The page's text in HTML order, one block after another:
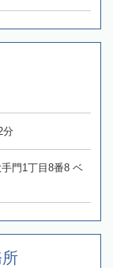
分
門1丁目8番8 ベ